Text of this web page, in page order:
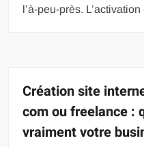
l’à-peu-près.
Création site
com ou freelance :
vraiment votre